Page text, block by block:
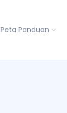
Peta Panduan